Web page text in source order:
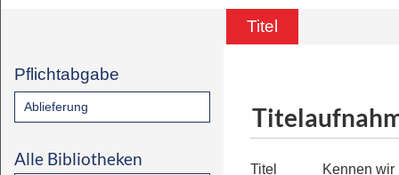
Titel
Pflichtabgabe
Ablieferung
Alle Bibliotheken
Titel
Kennen wir